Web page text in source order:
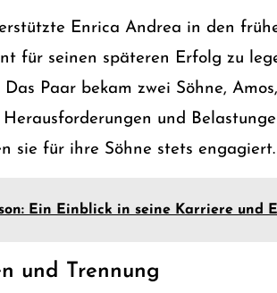
Enrica Andrea in den
für seinen späteren Erfolg zu
Paar bekam zwei Söhne,
Herausforderungen und
sie für ihre Söhne stets engagiert.
Ein Einblick in seine Karriere und
und Trennung